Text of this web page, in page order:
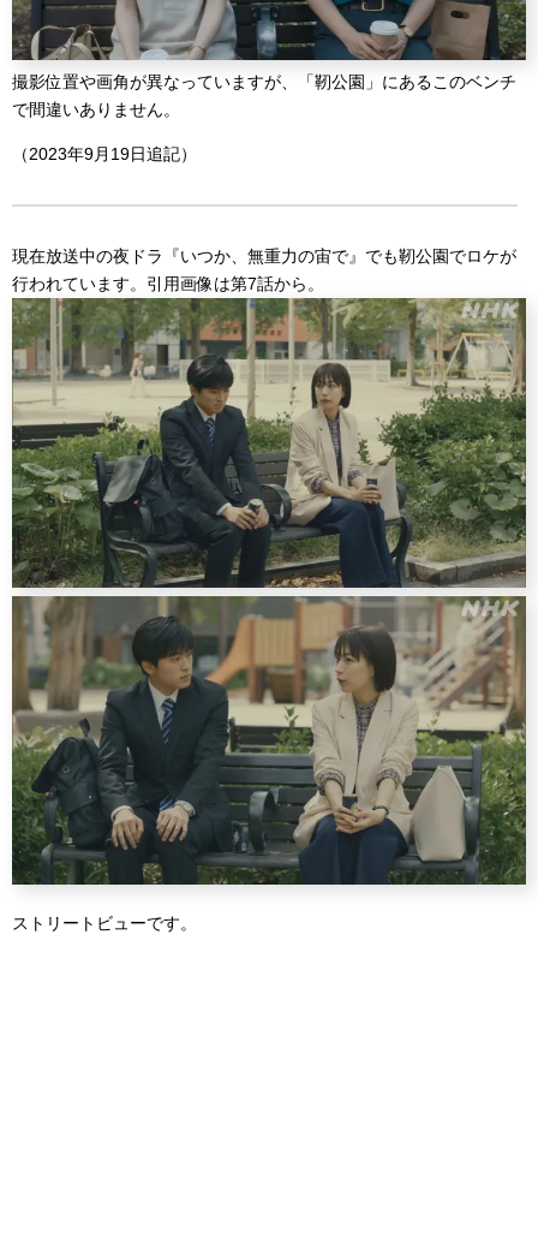
撮影位置や画角が異なっていますが、「靭公園」にあるこのベンチ
で間違いありません。
（2023年9月19日追記）
現在放送中の夜ドラ『いつか、無重力の宙で』でも靭公園でロケが
行われています。引用画像は第7話から。
ストリートビューです。